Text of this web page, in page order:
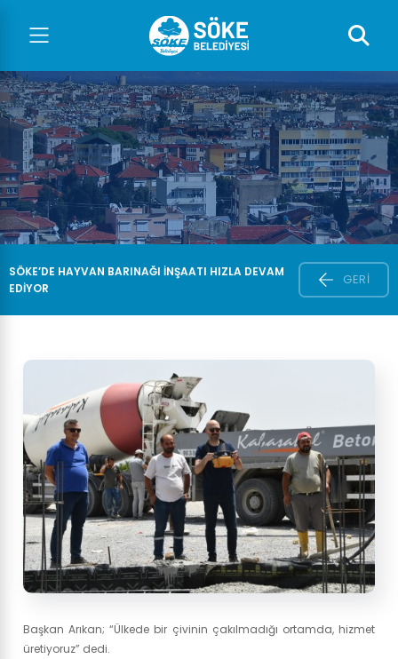
SÖKE’DE HAYVAN BARINAĞI INŞAATI HIZLA DEVAM
EDIYOR
GERI
Başkan Arıkan; “Ülkede bir çivinin çakılmadığı ortamda, hizmet
üretiyoruz” dedi.